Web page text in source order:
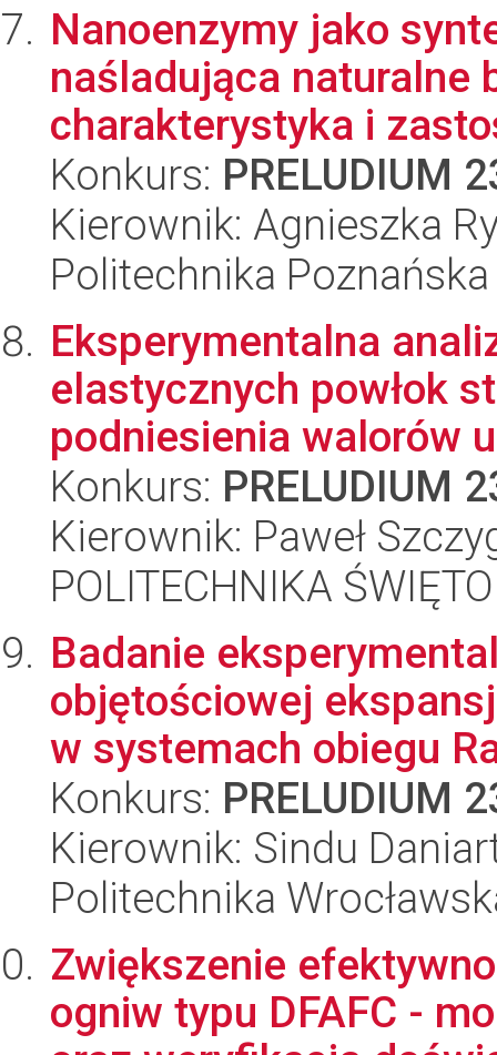
Nanoenzymy jako
naśladująca naturalne
charakterystyka i
Konkurs: PRELUDIUM
Kierownik: Agnieszka
Politechnika Poznańska
Eksperymentalna
elastycznych powłok
podniesienia walorów
Konkurs: PRELUDIUM
Kierownik: Paweł
POLITECHNIKA
Badanie
objętościowej
w systemach obiegu
Konkurs: PRELUDIUM
Kierownik: Sindu
Politechnika
Zwiększenie
ogniw typu DFAFC -